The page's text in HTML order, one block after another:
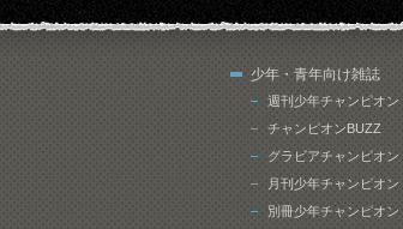
少年・青年向け雑誌
週刊少年チャンピオン
チャンピオンBUZZ
グラビアチャンピオン
月刊少年チャンピオン
別冊少年チャンピオン